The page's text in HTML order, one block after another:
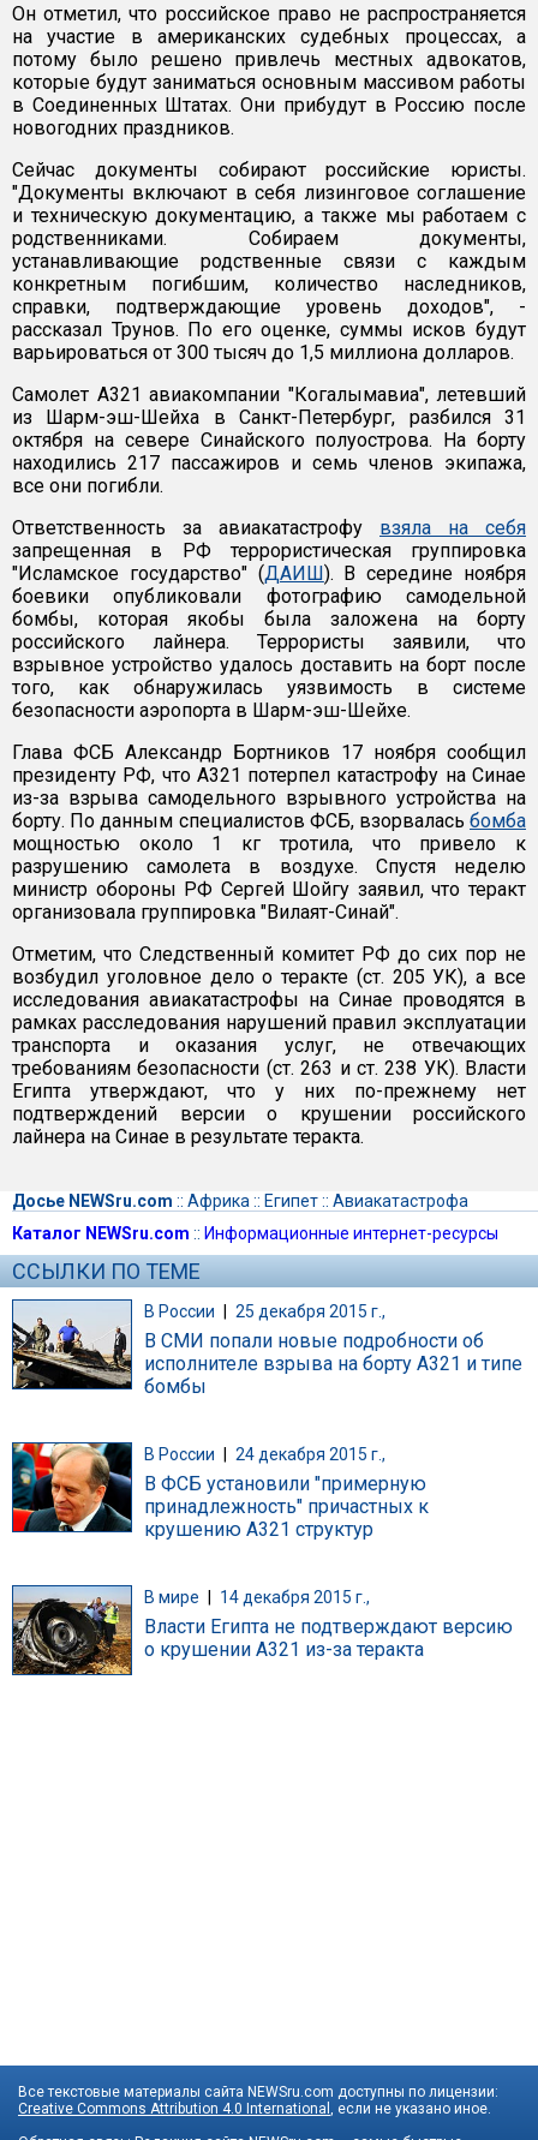
Он отметил, что российское право не распространяется
на участие в американских судебных процессах, а
потому было решено привлечь местных адвокатов,
которые будут заниматься основным массивом работы
в Соединенных Штатах. Они прибудут в Россию после
новогодних праздников.
Сейчас документы собирают российские юристы.
"Документы включают в себя лизинговое соглашение
и техническую документацию, а также мы работаем с
родственниками. Собираем документы,
устанавливающие родственные связи с каждым
конкретным погибшим, количество наследников,
справки, подтверждающие уровень доходов", -
рассказал Трунов. По его оценке, суммы исков будут
варьироваться от 300 тысяч до 1,5 миллиона долларов.
Самолет А321 авиакомпании "Когалымавиа", летевший
из Шарм-эш-Шейха в Санкт-Петербург, разбился 31
октября на севере Синайского полуострова. На борту
находились 217 пассажиров и семь членов экипажа,
все они погибли.
Ответственность за авиакатастрофу взяла на себя
запрещенная в РФ террористическая группировка
"Исламское государство" (ДАИШ). В середине ноября
боевики опубликовали фотографию самодельной
бомбы, которая якобы была заложена на борту
российского лайнера. Террористы заявили, что
взрывное устройство удалось доставить на борт после
того, как обнаружилась уязвимость в системе
безопасности аэропорта в Шарм-эш-Шейхе.
Глава ФСБ Александр Бортников 17 ноября сообщил
президенту РФ, что A321 потерпел катастрофу на Синае
из-за взрыва самодельного взрывного устройства на
борту. По данным специалистов ФСБ, взорвалась бомба
мощностью около 1 кг тротила, что привело к
разрушению самолета в воздухе. Спустя неделю
министр обороны РФ Сергей Шойгу заявил, что теракт
организовала группировка "Вилаят-Синай".
Отметим, что Следственный комитет РФ до сих пор не
возбудил уголовное дело о теракте (ст. 205 УК), а все
исследования авиакатастрофы на Синае проводятся в
рамках расследования нарушений правил эксплуатации
транспорта и оказания услуг, не отвечающих
требованиям безопасности (ст. 263 и ст. 238 УК). Власти
Египта утверждают, что у них по-прежнему нет
подтверждений версии о крушении российского
лайнера на Синае в результате теракта.
Досье NEWSru.com :: Африка :: Египет:: Авиакатастрофа
Каталог NEWSru.com :: Информационные интернет-ресурсы
ССЫЛКИ ПО ТЕМЕ
В России | 25 декабря 2015 г.,
В СМИ попали новые подробности об
исполнителе взрыва на борту A321 и типе
бомбы
В России 24 декабря 2015 г.,
В ФСБ установили "примерную
принадлежность" причастных к
крушению A321 структур
В мире 14 декабря 2015 г.,
Власти Египта не подтверждают версию
о крушении A321 из-за теракта
Все текстовые материалы сайта NEWSru.com доступны по лицензии:
Creative Commons Attribution 4.0 International , если не указано иное.